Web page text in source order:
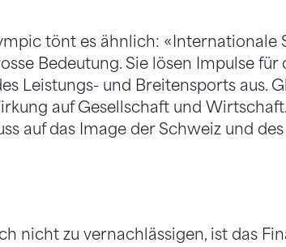
tönt es ähnlich: «Internationale
Bedeutung. Sie lösen Impulse
Leistungs- und Breitensports aus.
auf Gesellschaft und
auf das Image der Schweiz und
nicht zu vernachlässigen, ist das